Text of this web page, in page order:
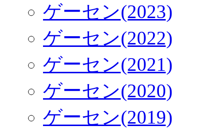
ゲーセン(2023)
ゲーセン(2022)
ゲーセン(2021)
ゲーセン(2020)
ゲーセン(2019)